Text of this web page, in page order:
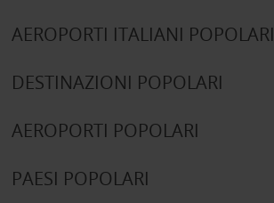
AEROPORTI ITALIANI POPOLARI
DESTINAZIONI POPOLARI
AEROPORTI POPOLARI
PAESI POPOLARI